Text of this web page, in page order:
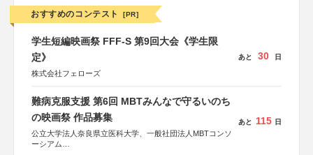
おすすめのコンテスト [PR]
学生短編映画祭 FFF-S 第9回大会《学生限
定》
株式会社フェローズ
あと 30 日
難病克服支援 第6回 MBTみんなで守るいのち
の映画祭 作品募集
公立大学法人奈良県立医科大学、一般社団法人MBTコンソ
ーシアム
あと 115 日